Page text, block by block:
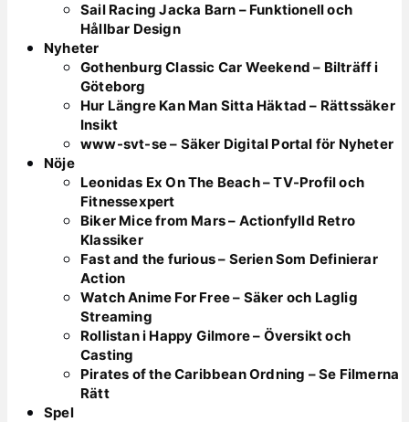
Sail Racing Jacka Barn – Funktionell och
Hållbar Design
Nyheter
Gothenburg Classic Car Weekend – Bilträff i
Göteborg
Hur Längre Kan Man Sitta Häktad – Rättssäker
Insikt
www-svt-se – Säker Digital Portal för Nyheter
Nöje
Leonidas Ex On The Beach – TV-Profil och
Fitnessexpert
Biker Mice from Mars – Actionfylld Retro
Klassiker
Fast and the furious – Serien Som Definierar
Action
Watch Anime For Free – Säker och Laglig
Streaming
Rollistan i Happy Gilmore – Översikt och
Casting
Pirates of the Caribbean Ordning – Se Filmerna
Rätt
Spel